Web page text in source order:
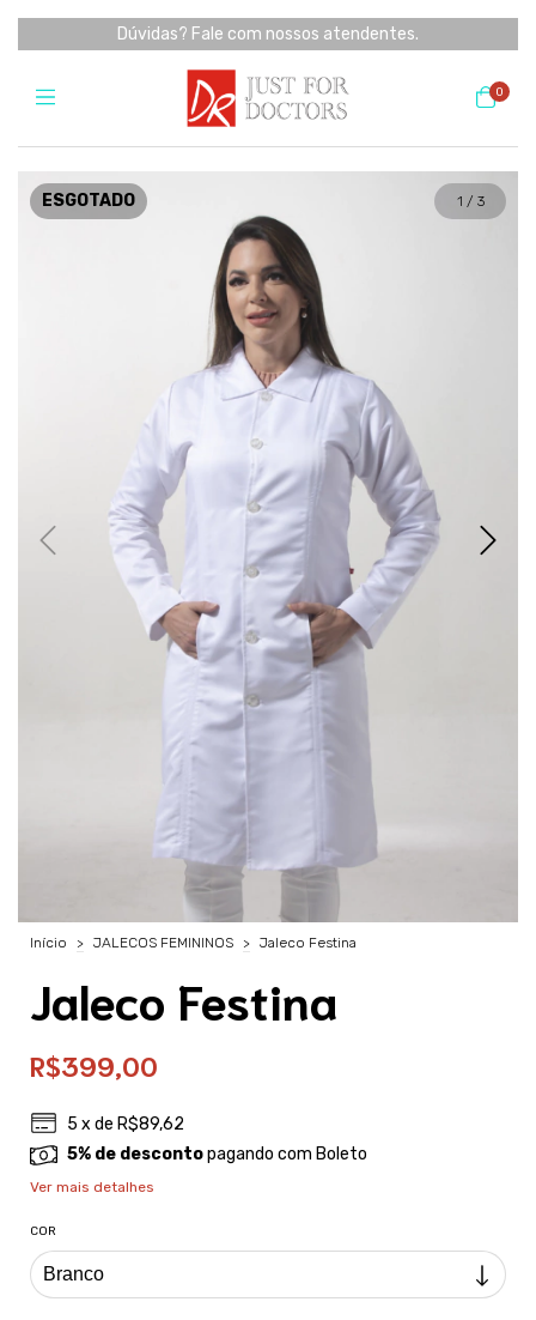
Dúvidas? Fale com nossos atendentes.
0
ESGOTADO 1 / 3
Início > JALECOS FEMININOS > Jaleco Festina
Jaleco Festina
R$399,00
5 x de R$89,62
5% de descontopagando com Boleto
Ver mais detalhes
COR